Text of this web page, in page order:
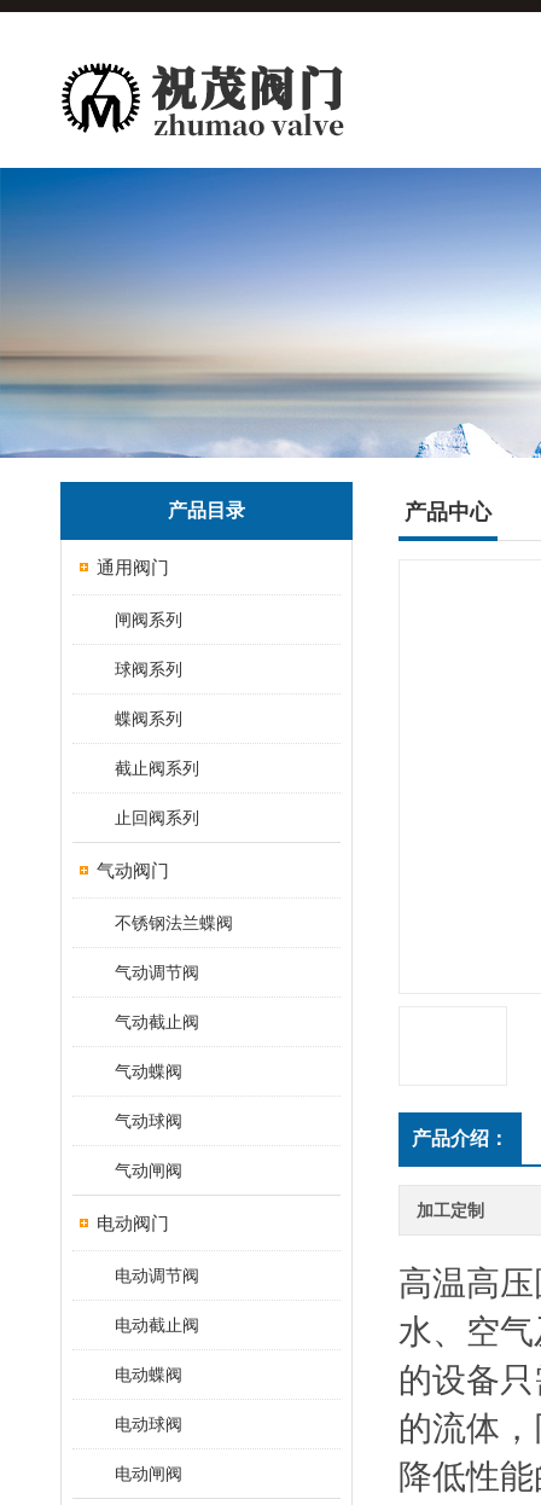
产品目录
通用阀门
闸阀系列
球阀系列
蝶阀系列
截止阀系列
止回阀系列
气动阀门
不锈钢法兰蝶阀
气动调节阀
气动截止阀
气动蝶阀
气动球阀
气动闸阀
电动阀门
电动调节阀
电动截止阀
电动蝶阀
电动球阀
电动闸阀
产品中心
产品介绍：
加工定制
高温高
水、空
的设备
的流体
降低性